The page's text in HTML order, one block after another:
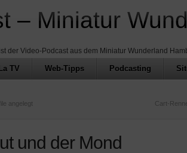
– Miniatur
der Video-Podcast aus dem Miniatur Wunderland
TV Web-Tipps Podcasting
angelegt Cart-
und der Mond